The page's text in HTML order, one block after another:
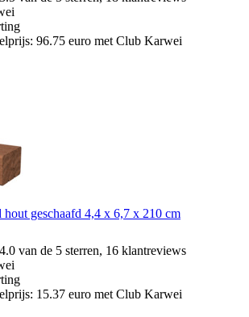
96.75 euro met Club Karwei
geschaafd 4,4 x 6,7 x 210 cm
van de 5 sterren, 16 klantreviews
15.37 euro met Club Karwei